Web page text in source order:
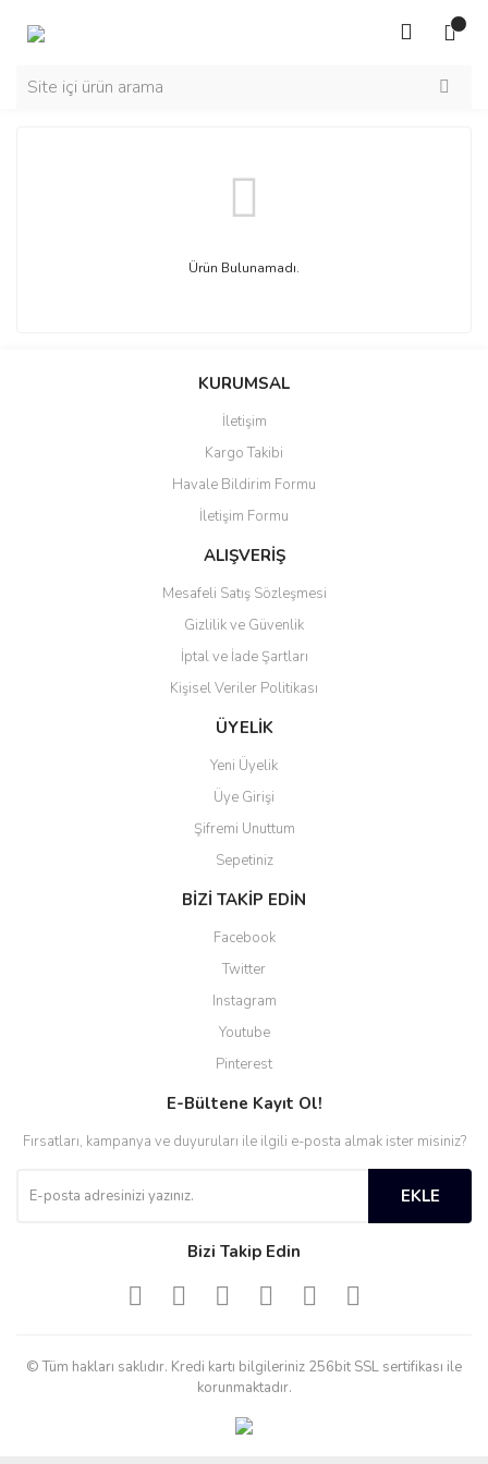
Ürün Bulunamadı.
KURUMSAL
İletişim
Kargo Takibi
Havale Bildirim Formu
İletişim Formu
ALIŞVERİŞ
Mesafeli Satış Sözleşmesi
Gizlilik ve Güvenlik
İptal ve İade Şartları
Kişisel Veriler Politikası
ÜYELİK
Yeni Üyelik
Üye Girişi
Şifremi Unuttum
Sepetiniz
BİZİ TAKİP EDİN
Facebook
Twitter
Instagram
Youtube
Pinterest
E-Bültene Kayıt Ol!
Fırsatları, kampanya ve duyuruları ile ilgili e-posta almak ister misiniz?
EKLE
Bizi Takip Edin
© Tüm hakları saklıdır. Kredi kartı bilgileriniz 256bit SSL sertifikası ile
korunmaktadır.